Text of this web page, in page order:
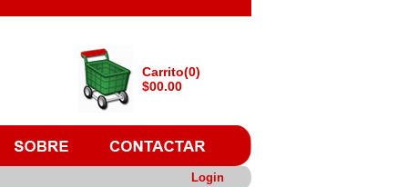
Carrito(0)
$00.00
Login